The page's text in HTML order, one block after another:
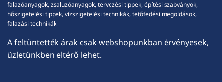
falazóanyagok, zsaluzóanyagok, tervezési tippek, építési szabványok,
hőszigetelési tippek, vízszigetelési technikák, tetőfedési megoldások,
falazási technikák
A feltüntették árak csak webshopunkban érvényesek,
üzletünkben eltérő lehet.